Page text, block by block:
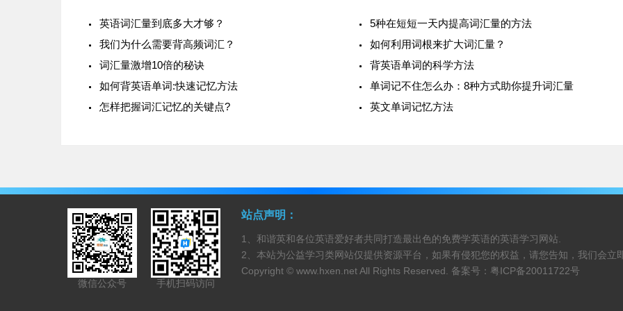
英语词汇量到底多大才够？
5种在短短一天内提高词汇量的方法
我们为什么需要背高频词汇？
如何利用词根来扩大词汇量？
词汇量激增10倍的秘诀
背英语单词的科学方法
如何背英语单词:快速记忆方法
单词记不住怎么办：8种方式助你提升词汇量
怎样把握词汇记忆的关键点?
英文单词记忆方法
微信公众号 手机扫码访问
站点声明：
1、和谐英和各位英语爱好者共同打造最出色的免费学英语的英语学习网站.
2、本站为公益学习类网站仅提供资源平台，如果有侵犯您的权益，请您告知，我们会立
Copyright © www.hxen.netAll Rights Reserved. 备案号： 粤ICP备20011722号